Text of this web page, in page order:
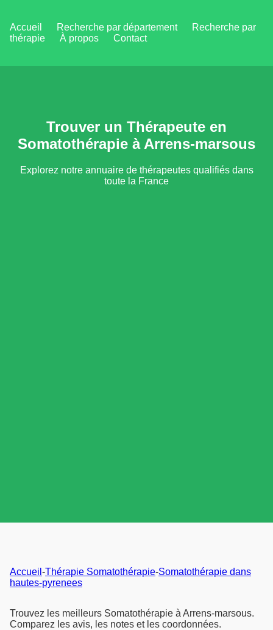
Accueil Recherche par département
Recherche par
thérapie
À propos Contact
Trouver un Thérapeute en
Somatothérapie à Arrens-marsous
Explorez notre annuaire de thérapeutes qualifiés dans
toute la France
Accueil -Thérapie Somatothérapie-Somatothérapie dans
hautes-pyrenees
Trouvez les meilleurs Somatothérapie à Arrens-marsous.
Comparez les avis, les notes et les coordonnées.